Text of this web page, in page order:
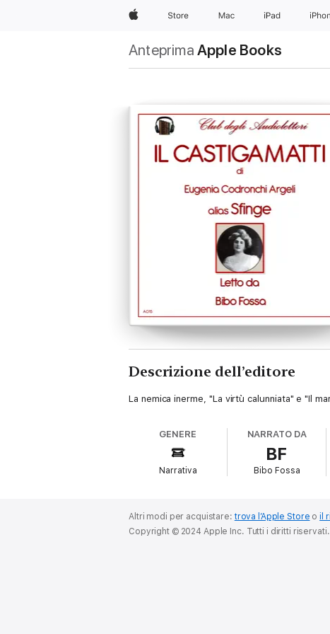
AppleStore Mac iPad
Anteprima Apple Books
Descrizione dell’editore
La nemica inerme, "La virtù calunniata" e "Il
GENERE
Narrativa
NARRATO DA
BF
Bibo Fossa
Altri modi per acquistare:trova l’Apple Store oil
Copyright © 2024 Apple Inc. Tutti i diritti riservati.